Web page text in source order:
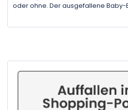
oder ohne. Der ausgefallene Baby-